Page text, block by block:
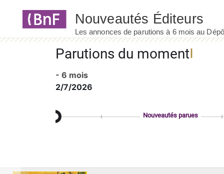
Parutions du moment
- 6 mois
2/7/2026
Nouveautés parues